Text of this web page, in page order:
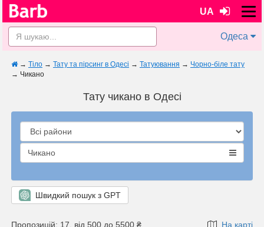
UA
Одеса
→ Тіло → Тату та пірсинг в Одесі → Татуювання → Чорно-біле тату
→ Чикано
Тату чикано в Одесі
Чикано
Швидкий пошук з GPT
Пропозицій: 17, від 500 до 5500 ₴ На карті